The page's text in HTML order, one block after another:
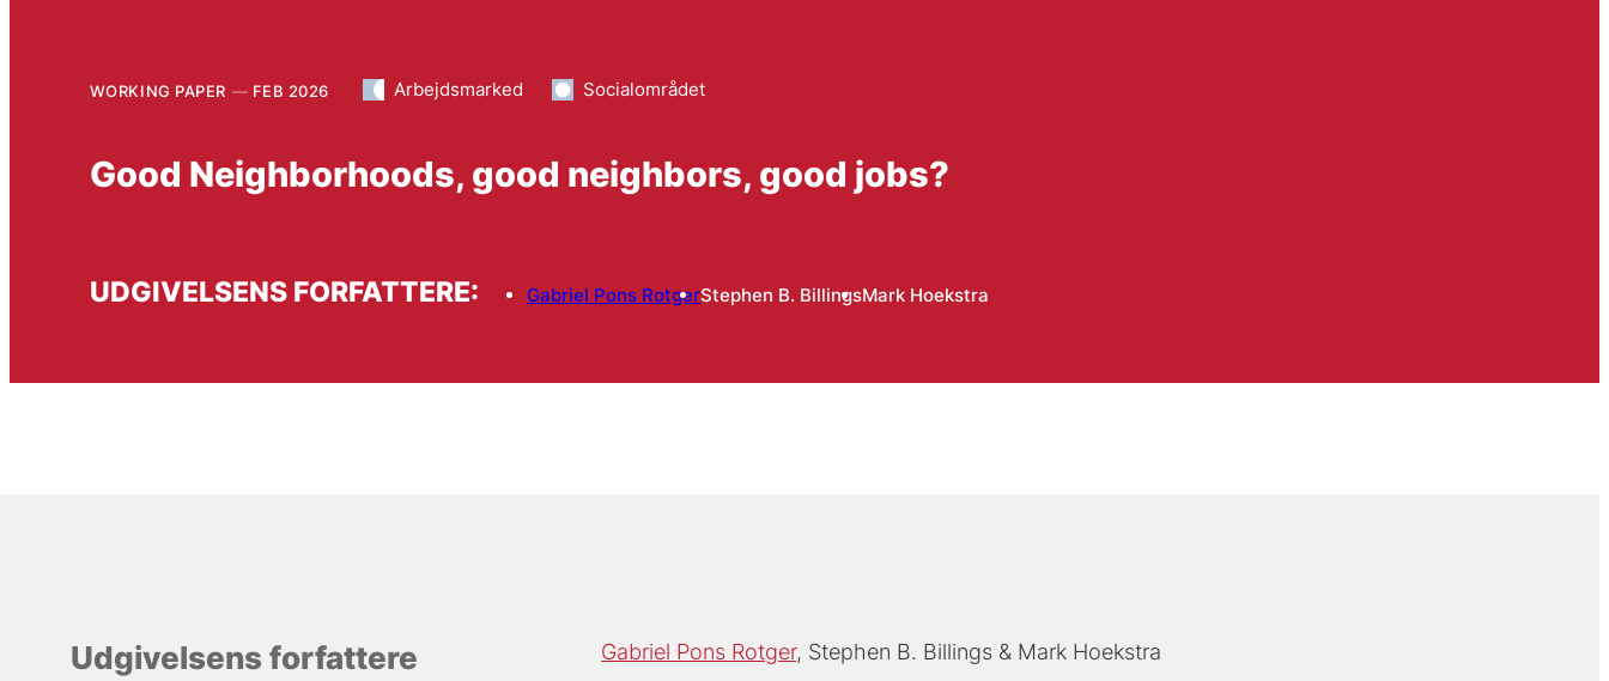
WORKING PAPER FEB 2026 Arbejdsmarked Socialområdet
Good Neighborhoods, good neighbors, good jobs?
UDGIVELSENS FORFATTERE: Gabriel Pons RotgerStephen B. BillingsMark Hoekstra
Udgivelsens forfattere Gabriel Pons Rotger Stephen B. Billings Mark Hoekstra